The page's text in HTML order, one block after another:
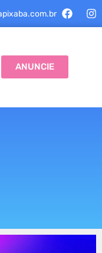
ANUNCIE